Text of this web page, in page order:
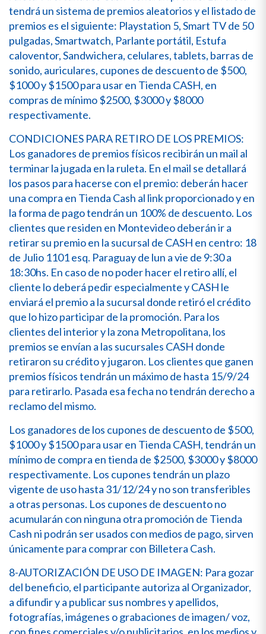
tendrá un sistema de premios aleatorios y el listado de
premios es el siguiente: Playstation 5, Smart TV de 50
pulgadas, Smartwatch, Parlante portátil, Estufa
caloventor, Sandwichera, celulares, tablets, barras de
sonido, auriculares, cupones de descuento de $500,
$1000 y $1500 para usar en Tienda CASH, en
compras de mínimo $2500, $3000 y $8000
respectivamente.
CONDICIONES PARA RETIRO DE LOS PREMIOS:
Los ganadores de premios físicos recibirán un mail al
terminar la jugada en la ruleta. En el mail se detallará
los pasos para hacerse con el premio: deberán hacer
una compra en Tienda Cash al link proporcionado y en
la forma de pago tendrán un 100% de descuento. Los
clientes que residen en Montevideo deberán ir a
retirar su premio en la sucursal de CASH en centro: 18
de Julio 1101 esq. Paraguay de lun a vie de 9:30 a
18:30hs. En caso de no poder hacer el retiro allí, el
cliente lo deberá pedir especialmente y CASH le
enviará el premio a la sucursal donde retiró el crédito
que lo hizo participar de la promoción. Para los
clientes del interior y la zona Metropolitana, los
premios se envían a las sucursales CASH donde
retiraron su crédito y jugaron. Los clientes que ganen
premios físicos tendrán un máximo de hasta 15/9/24
para retirarlo. Pasada esa fecha no tendrán derecho a
reclamo del mismo.
Los ganadores de los cupones de descuento de $500,
$1000 y $1500 para usar en Tienda CASH, tendrán un
mínimo de compra en tienda de $2500, $3000 y $8000
respectivamente. Los cupones tendrán un plazo
vigente de uso hasta 31/12/24 y no son transferibles
a otras personas. Los cupones de descuento no
acumularán con ninguna otra promoción de Tienda
Cash ni podrán ser usados con medios de pago, sirven
únicamente para comprar con Billetera Cash.
8-AUTORIZACIÓN DE USO DE IMAGEN: Para gozar
del beneficio, el participante autoriza al Organizador,
a difundir y a publicar sus nombres y apellidos,
fotografías, imágenes o grabaciones de imagen/ voz,